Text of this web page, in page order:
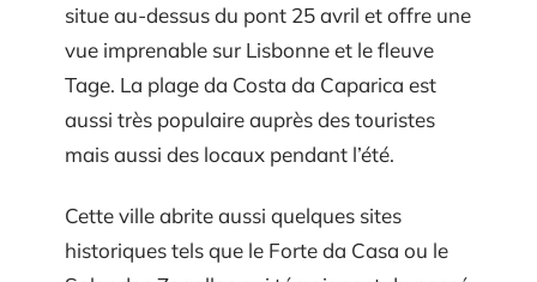
situe au-dessus du pont 25 avril et offre une
vue imprenable sur Lisbonne et le fleuve
Tage. La plage da Costa da Caparica est
aussi très populaire auprès des touristes
mais aussi des locaux pendant l’été.
Cette ville abrite aussi quelques sites
historiques tels que le Forte da Casa ou le